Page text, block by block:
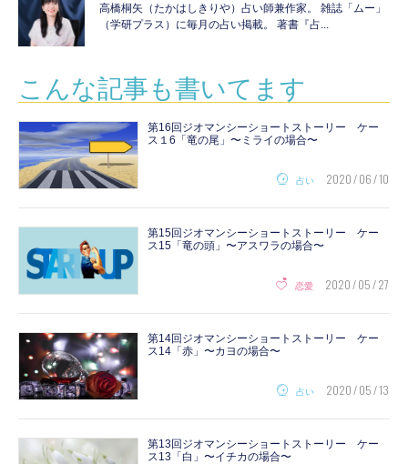
高橋桐矢（たかはしきりや）占い師兼作家。 雑誌「ムー」
（学研プラス）に毎月の占い掲載。 著書『占...
こんな記事も書いてます
第16回ジオマンシーショートストーリー ケー
ス１6「竜の尾」〜ミライの場合〜
占い 2020 / 06 / 10
第15回ジオマンシーショートストーリー ケー
ス15「竜の頭」〜アスワラの場合〜
恋愛 2020 / 05 / 27
第14回ジオマンシーショートストーリー ケー
ス14「赤」〜カヨの場合〜
占い 2020 / 05 / 13
第13回ジオマンシーショートストーリー ケー
ス13「白」〜イチカの場合〜